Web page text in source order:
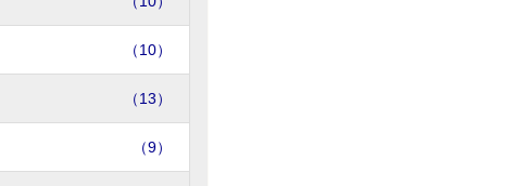
（10）
（13）
（9）